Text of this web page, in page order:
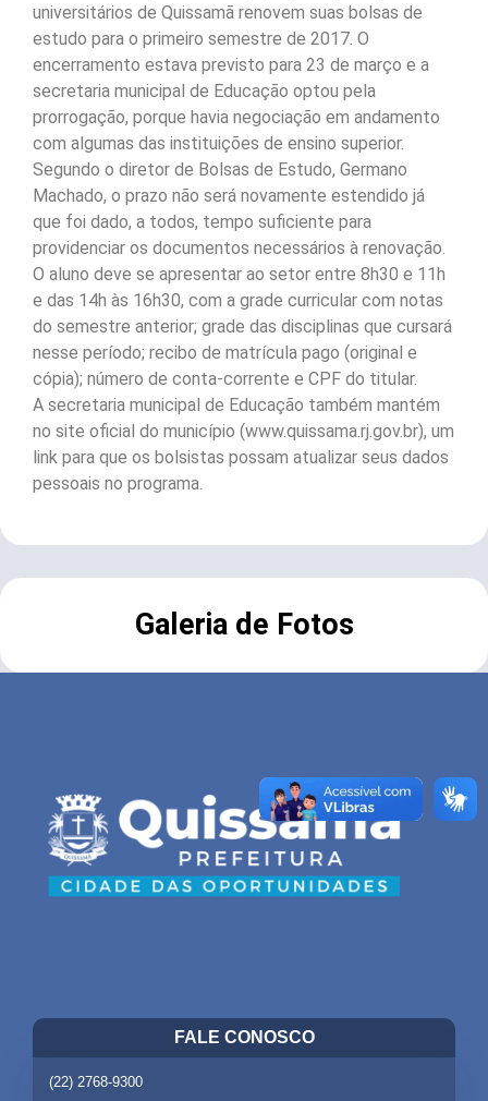
universitários de Quissamã renovem suas bolsas de
estudo para o primeiro semestre de 2017. O
encerramento estava previsto para 23 de março e a
secretaria municipal de Educação optou pela
prorrogação, porque havia negociação em andamento
com algumas das instituições de ensino superior.
Segundo o diretor de Bolsas de Estudo, Germano
Machado, o prazo não será novamente estendido já
que foi dado, a todos, tempo suficiente para
providenciar os documentos necessários à renovação.
O aluno deve se apresentar ao setor entre 8h30 e 11h
e das 14h às 16h30, com a grade curricular com notas
do semestre anterior; grade das disciplinas que cursará
nesse período; recibo de matrícula pago (original e
cópia); número de conta-corrente e CPF do titular.
A secretaria municipal de Educação também mantém
no site oficial do município (www.quissama.rj.gov.br), um
link para que os bolsistas possam atualizar seus dados
pessoais no programa.
Galeria de Fotos
FALE CONOSCO
(22) 2768-9300